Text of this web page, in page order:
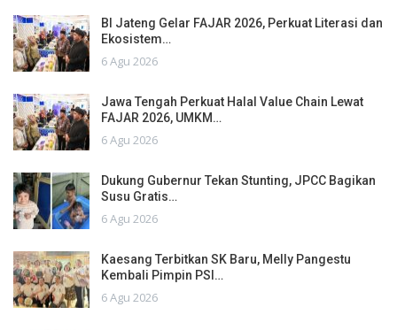
BI Jateng Gelar FAJAR 2026, Perkuat Literasi dan
Ekosistem…
6 Agu 2026
Jawa Tengah Perkuat Halal Value Chain Lewat
FAJAR 2026, UMKM…
6 Agu 2026
Dukung Gubernur Tekan Stunting, JPCC Bagikan
Susu Gratis…
6 Agu 2026
Kaesang Terbitkan SK Baru, Melly Pangestu
Kembali Pimpin PSI…
6 Agu 2026